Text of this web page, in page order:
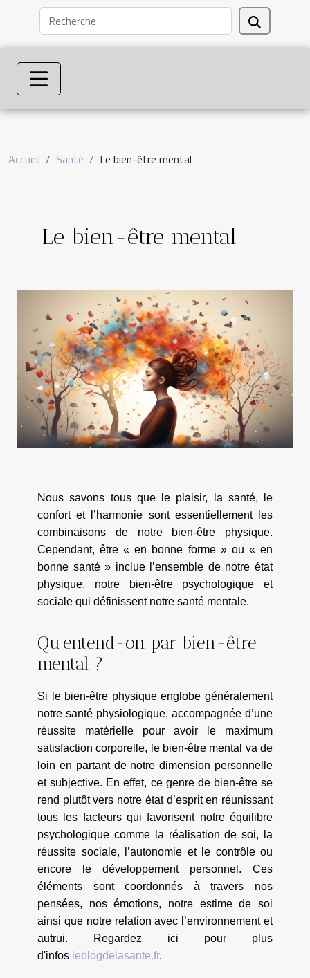
Accueil Santé Le bien-être mental
Le bien-être mental
Nous savons tous que le plaisir, la santé, le
confort et l’harmonie sont essentiellement les
combinaisons de notre bien-être physique.
Cependant, être « en bonne forme » ou « en
bonne santé » inclue l’ensemble de notre état
physique, notre bien-être psychologique et
sociale qui définissent notre santé mentale.
Qu’entend-on par bien-être
mental ?
Si le bien-être physique englobe généralement
notre santé physiologique, accompagnée d’une
réussite matérielle pour avoir le maximum
satisfaction corporelle, le bien-être mental va de
loin en partant de notre dimension personnelle
et subjective. En effet, ce genre de bien-être se
rend plutôt vers notre état d’esprit en réunissant
tous les facteurs qui favorisent notre équilibre
psychologique comme la réalisation de soi, la
réussite sociale, l’autonomie et le contrôle ou
encore le développement personnel. Ces
éléments sont coordonnés à travers nos
pensées, nos émotions, notre estime de soi
ainsi que notre relation avec l’environnement et
autrui. Regardez ici pour plus
d'infos leblogdelasante.fr.